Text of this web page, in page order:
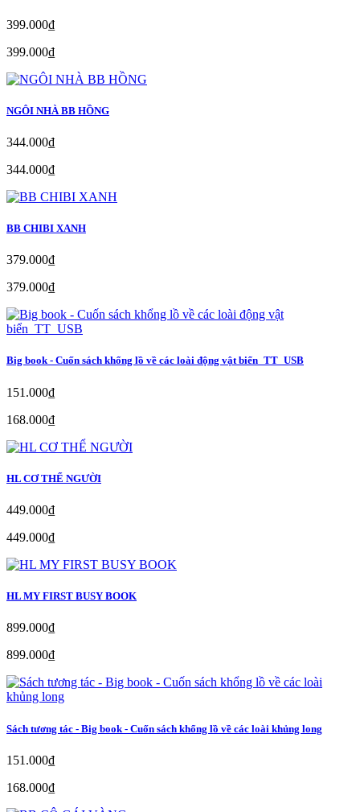
399.000₫
399.000₫
NGÔI NHÀ BB HỒNG
344.000₫
344.000₫
BB CHIBI XANH
379.000₫
379.000₫
Big book - Cuốn sách khổng lồ về các loài động vật biển_TT_USB
151.000₫
168.000₫
HL CƠ THỂ NGƯỜI
449.000₫
449.000₫
HL MY FIRST BUSY BOOK
899.000₫
899.000₫
Sách tương tác - Big book - Cuốn sách khổng lồ về các loài khủng long
151.000₫
168.000₫